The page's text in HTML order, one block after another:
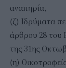
αναπηρία,
(ζ) Ιδρύματα
άρθρου 28 του
της 31ης
(η)